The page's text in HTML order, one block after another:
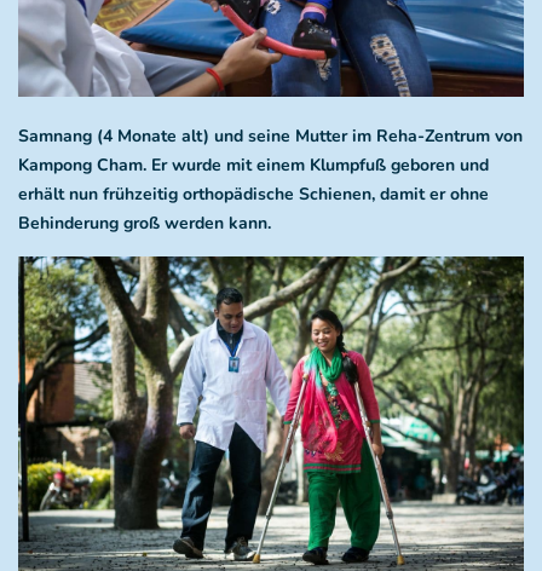
Samnang (4 Monate alt) und seine Mutter im Reha-Zentrum von
Kampong Cham. Er wurde mit einem Klumpfuß geboren und
erhält nun frühzeitig orthopädische Schienen, damit er ohne
Behinderung groß werden kann.